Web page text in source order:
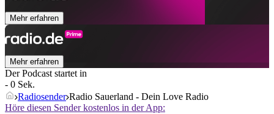
Mehr erfahren
Mehr erfahren
Der Podcast startet in
- 0 Sek.
Radiosender Radio Sauerland - Dein Love Radio
Höre diesen Sender kostenlos in der App: